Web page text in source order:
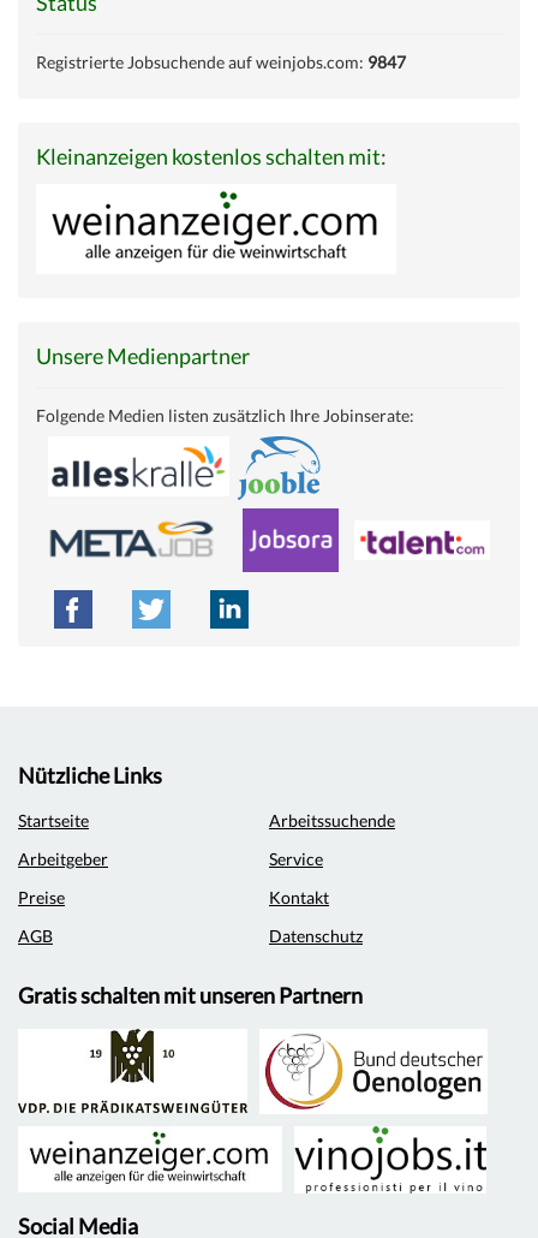
Registrierte Jobsuchende auf weinjobs.com: 9847
Kleinanzeigen kostenlos schalten mit:
Unsere Medienpartner
Folgende Medien listen zusätzlich Ihre Jobinserate:
Nützliche Links
Startseite
Arbeitssuchende
Arbeitgeber
Service
Preise
Kontakt
AGB
Datenschutz
Gratis schalten mit unseren Partnern
Social Media